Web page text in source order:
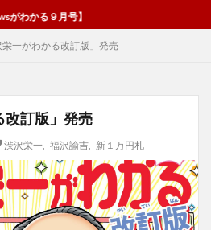
月号】
栄一がわかる改訂版」発売
改訂版」発売
渋沢栄一, 福沢諭吉, 新１万円札